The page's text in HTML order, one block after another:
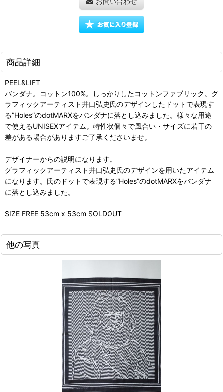
商品詳細
PEEL&LIFT
バンダナ。コットン100%。しっかりしたコットンファブリック。グ
ラフィックアーティスト井口弘史氏のデザインしたドットで表現す
る”Holes”のdotMARXをバンダナに落とし込みました。様々な用途
で使えるUNISEXアイテム。特性状個々で風合い・サイズに若干の
差がある場合がありますご了承くださいませ。
デザイナーからの説明になります。
グラフィックアーティスト井口弘史氏のデザインを用いたアイテム
になります。氏のドットで表現する”Holes”のdotMARXをバンダナ
に落とし込みました。
SIZE FREE 53cm x 53cm SOLDOUT
他の写真